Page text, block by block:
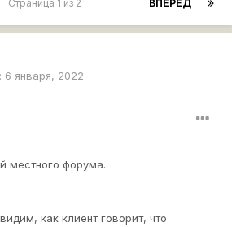
ВПЕРЁД
Страница 1 из 2
6 января, 2022
местного форума.
как клиент говорит, что